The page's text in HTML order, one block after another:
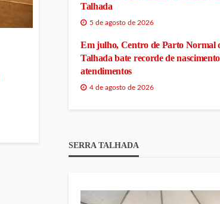
Talhada
5 de agosto de 2026
Em julho, Centro de Parto Normal
Talhada bate recorde de
atendimentos
4 de agosto de 2026
SERRA TALHADA